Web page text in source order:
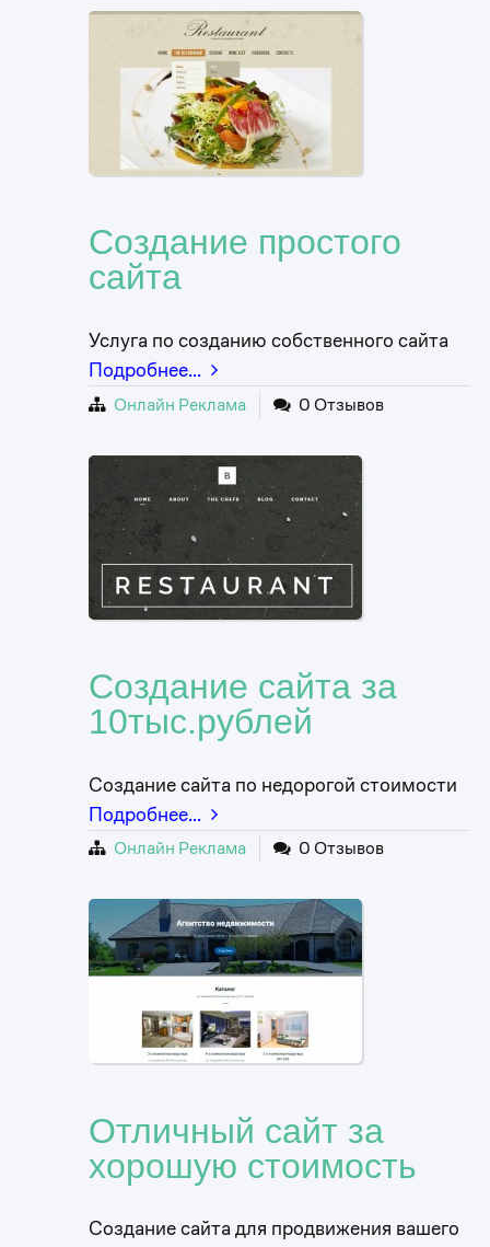
Создание простого
сайта
Услуга по созданию собственного сайта
Подробнее…
Онлайн Реклама 0 Отзывов
Создание сайта за
10тыс.рублей
Создание сайта по недорогой стоимости
Подробнее…
Онлайн Реклама 0 Отзывов
Отличный сайт за
хорошую стоимость
Создание сайта для продвижения вашего